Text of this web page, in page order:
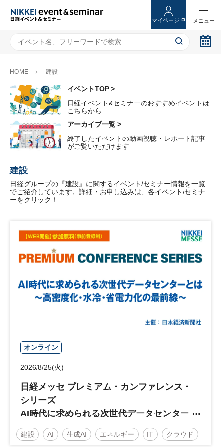
マイページ
HOME 建設
イベントTOP >
日経イベント&セミナーのおすすめイベントは
こちらから
アーカイブ一覧 >
終了したイベントの動画視聴・レポート記事
がご覧いただけます
建設
日経グループの『建設』に関するイベント/セミナー情報を一覧
でご紹介しています。詳細・お申し込みは、各イベント/セミナ
ーをクリック！
オンライン
2026/8/25(火)
日経メッセ プレミアム・カンファレンス・
シリーズ
AI時代に求められる次世代データセンター
とは～高密度化・水冷・省電力化の最前線
～
建設 AI 生成AI エネルギー IT クラウド